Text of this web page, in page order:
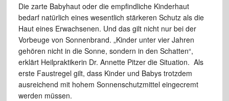
Die zarte Babyhaut oder die empfindliche Kinderhaut
bedarf natürlich eines wesentlich stärkeren Schutz als die
Haut eines Erwachsenen. Und das gilt nicht nur bei der
Vorbeuge von Sonnenbrand. „Kinder unter vier Jahren
gehören nicht in die Sonne, sondern in den Schatten“,
erklärt Heilpraktikerin Dr. Annette Pitzer die Situation. Als
erste Faustregel gilt, dass Kinder und Babys trotzdem
ausreichend mit hohem Sonnenschutzmittel eingecremt
werden müssen.